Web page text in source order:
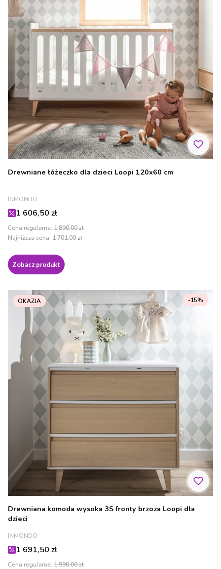
Drewniane łóżeczko dla dzieci Loopi 120x60 cm
PRODUCENT
INMONDO
Cena promocyjna
1 606,50 zł
Cena regularna: 1 890,00 zł
Najniższa cena: 1 701,00 zł
Zobacz produkt
OKAZJA
Drewniana komoda wysoka 3S fronty brzoza Loopi dla
dzieci
PRODUCENT
INMONDO
Cena promocyjna
1 691,50 zł
Cena regularna: 1 990,00 zł
-15%